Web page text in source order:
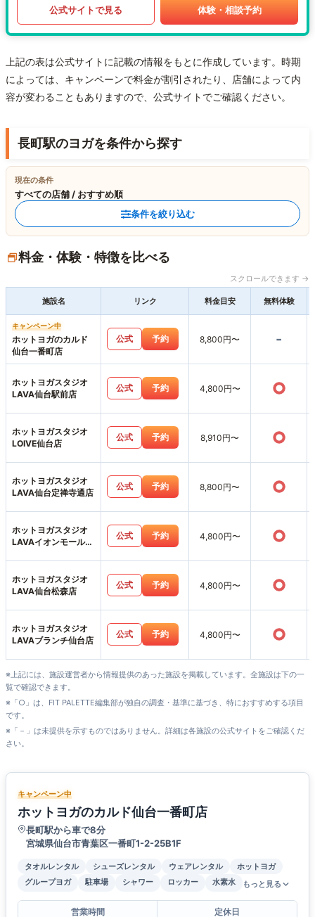
公式サイトで見る 体験・相談予約
上記の表は公式サイトに記載の情報をもとに作成しています。時期
によっては、キャンペーンで料金が割引されたり、店舗によって内
容が変わることもありますので、公式サイトでご確認ください。
長町駅のヨガを条件から探す
現在の条件
すべての店舗 / おすすめ順
条件を絞り込む
料金・体験・特徴を比べる
スクロールできます →
施設名 リンク 料金目安 無料体験
キャンペーン中
ホットヨガのカルド
仙台一番町店
公式 予約 8,800円〜 -
ホットヨガスタジオ
LAVA仙台駅前店
公式 予約 4,800円〜 ○
ホットヨガスタジオ
LOIVE仙台店
公式 予約 8,910円〜 ○
ホットヨガスタジオ
LAVA仙台定禅寺通店
公式 予約 8,800円〜 ○
ホットヨガスタジオ
LAVAイオンモール名
公式 予約 4,800円〜 ○
ホットヨガスタジオ
LAVA仙台松森店
公式 予約 4,800円〜 ○
ホットヨガスタジオ
LAVAブランチ仙台店
公式 予約 4,800円〜 ○
※上記には、施設運営者から情報提供のあった施設を掲載しています。全施設は下の一
覧で確認できます。
※「○」は、FIT PALETTE編集部が独自の調査・基準に基づき、特におすすめする項目
です。
※「－」は未提供を示すものではありません。詳細は各施設の公式サイトをご確認くだ
さい。
キャンペーン中
ホットヨガのカルド仙台一番町店
長町駅から車で8分
宮城県仙台市青葉区一番町1-2-25B1F
タオルレンタル シューズレンタル ウェアレンタル
ホットヨガ
グループヨガ
駐車場 シャワー ロッカー 水素水 もっと見る
営業時間 定休日